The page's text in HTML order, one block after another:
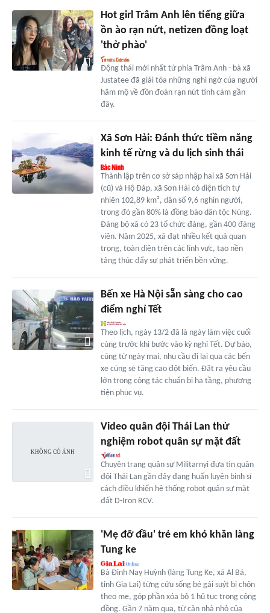
Hot girl Trâm Anh lên tiếng giữa
ồn ào rạn nứt, netizen đồng loạt
'thở phào'
Động thái mới nhất từ phía Trâm Anh - bà xã
Justatee đã giải tỏa những nghi ngờ của người
hâm mộ về đồn đoán rạn nứt tình cảm gần
đây.
Xã Sơn Hải: Đánh thức tiềm năng
kinh tế rừng và du lịch sinh thái
Thành lập trên cơ sở sáp nhập hai xã Sơn Hải
(cũ) và Hộ Đáp, xã Sơn Hải có diện tích tự
nhiên 102,89 km², dân số 9,6 nghìn người,
trong đó gần 80% là đồng bào dân tộc Nùng.
Đảng bộ xã có 23 tổ chức đảng, gần 400 đảng
viên. Năm 2025, xã đạt nhiều kết quả quan
trọng, toàn diện trên các lĩnh vực, tạo nền
tảng thúc đẩy sự phát triển bền vững.
Bến xe Hà Nội sẵn sàng cho cao
điểm nghỉ Tết
Theo lịch, ngày 13/2 đã là ngày làm việc cuối
cùng trước khi bước vào kỳ nghỉ Tết. Dự báo,
cũng từ ngày mai, nhu cầu đi lại qua các bến
xe cũng sẽ tăng cao đột biến. Đặt ra yêu cầu
lớn trong công tác chuẩn bị hạ tầng, phương
tiện phục vụ.
Video quân đội Thái Lan thử
nghiệm robot quân sự mặt đất
Chuyên trang quân sự Militarnyi đưa tin quân
đội Thái Lan gần đây đang huấn luyện binh sĩ
cách điều khiển hệ thống robot quân sự mặt
đất D-Iron RCV.
'Mẹ đỡ đầu' trẻ em khó khăn làng
Tung ke
Bà Ðinh Nay Huỳnh (làng Tung Ke, xã Al Bá,
tỉnh Gia Lai) từng cứu sống bé gái suýt bị chôn
theo mẹ, góp phần xóa bỏ 1 hủ tục trong cộng
đồng. Gần 7 năm qua, từ căn nhà nhỏ của